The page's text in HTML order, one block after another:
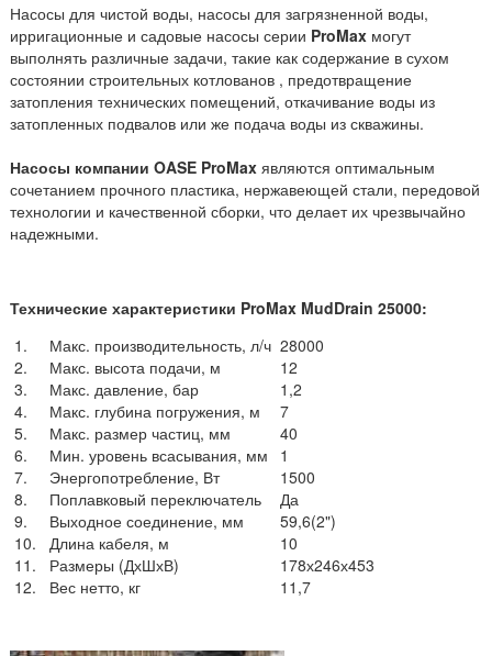
Насосы для чистой воды, насосы для загрязненной воды,
ирригационные и садовые насосы серии ProMax могут
выполнять различные задачи, такие как содержание в сухом
состоянии строительных котлованов , предотвращение
затопления технических помещений, откачивание воды из
затопленных подвалов или же подача воды из скважины.
Насосы компании OASE ProMax являются оптимальным
сочетанием прочного пластика, нержавеющей стали, передовой
технологии и качественной сборки, что делает их чрезвычайно
надежными.
Технические характеристики ProMax MudDrain 25000:
1.
Макс. производительность, л/ч 28000
2.
Макс. высота подачи, м
12
3.
Макс. давление, бар
1,2
4.
Макс. глубина погружения, м
7
5.
Макс. размер частиц, мм
40
6.
Мин. уровень всасывания, мм
1
7.
Энергопотребление, Вт
1500
8.
Поплавковый переключатель
Да
9.
Выходное соединение, мм
59,6(2")
10.
Длина кабеля, м
10
11.
Размеры (ДхШхВ)
178х246х453
12.
Вес нетто, кг 11,7